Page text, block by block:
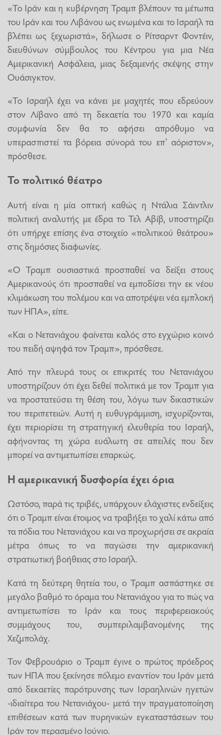
«Το Ιράν και η κυβέρνηση Τραμπ βλέπουν τα μέτωπα
του Ιράν και του Λιβάνου ως ενωμένα και το Ισραήλ τα
βλέπει ως ξεχωριστά», δήλωσε ο Ρίτσαρντ Φοντέιν,
διευθύνων σύμβουλος του Κέντρου για μια Νέα
Αμερικανική Ασφάλεια, μιας δεξαμενής σκέψης στην
Ουάσιγκτον.
«Το Ισραήλ έχει να κάνει με μαχητές που εδρεύουν
στον Λίβανο από τη δεκαετία του 1970 και καμία
συμφωνία δεν θα το αφήσει απρόθυμο να
υπερασπιστεί τα βόρεια σύνορά του επ’ αόριστον»,
πρόσθεσε.
Το πολιτικό θέατρο
Αυτή είναι η μία οπτική καθώς η Ντάλια Σάιντλιν
πολιτική αναλυτής με έδρα το Τελ Αβίβ, υποστηρίζει
ότι υπήρχε επίσης ένα στοιχείο «πολιτικού θεάτρου»
στις δημόσιες διαφωνίες.
«Ο Τραμπ ουσιαστικά προσπαθεί να δείξει στους
Αμερικανούς ότι προσπαθεί να εμποδίσει την εκ νέου
κλιμάκωση του πολέμου και να αποτρέψει νέα εμπλοκή
των ΗΠΑ», είπε.
«Και ο Νετανιάχου φαίνεται καλός στο εγχώριο κοινό
του πειδή αψηφά τον Τραμπ», πρόσθεσε.
Από την πλευρά τους οι επικριτές του Νετανιάχου
υποστηρίζουν ότι έχει δεθεί πολιτικά με τον Τραμπ για
να προστατεύσει τη θέση του, λόγω των δικαστικών
του περιπετειών. Αυτή η ευθυγράμμιση, ισχυρίζονται,
έχει περιορίσει τη στρατηγική ελευθερία του Ισραήλ,
αφήνοντας τη χώρα ευάλωτη σε απειλές που δεν
μπορεί να αντιμετωπίσει επαρκώς.
Η αμερικανική δυσφορία έχει όρια
Ωστόσο, παρά τις τριβές, υπάρχουν ελάχιστες ενδείξεις
ότι ο Τραμπ είναι έτοιμος να τραβήξει το χαλί κάτω από
τα πόδια του Νετανιάχου και να προχωρήσει σε ακραία
μέτρα όπως το να παγώσει την αμερικανική
στρατιωτική βοήθειας στο Ισραήλ.
Κατά τη δεύτερη θητεία του, ο Τραμπ ασπάστηκε σε
μεγάλο βαθμό το όραμα του Νετανιάχου για το πώς να
αντιμετωπίσει το Ιράν και τους περιφερειακούς
συμμάχους του, συμπεριλαμβανομένης της
Χεζμπολάχ.
Τον Φεβρουάριο ο Τραμπ έγινε ο πρώτος πρόεδρος
των ΗΠΑ που ξεκίνησε πόλεμο εναντίον του Ιράν μετά
από δεκαετίες παρότρυνσης των Ισραηλινών ηγετών
-ιδιαίτερα του Νετανιάχου- μετά την πραγματοποίηση
επιθέσεων κατά των πυρηνικών εγκαταστάσεων του
Ιράν τον περασμένο Ιούνιο.